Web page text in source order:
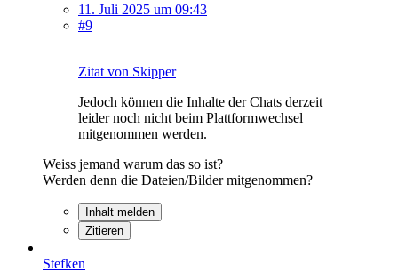
11. Juli 2025 um 09:43
#9
Zitat von Skipper
Jedoch können die Inhalte der Chats derzeit
leider noch nicht beim Plattformwechsel
mitgenommen werden.
Weiss jemand warum das so ist?
Werden denn die Dateien/Bilder mitgenommen?
Inhalt melden
Zitieren
Stefken